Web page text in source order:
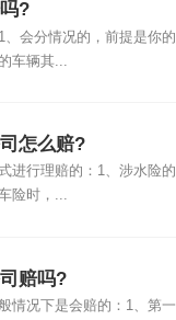
?
会分情况的，前提是你的
车辆其...
怎么赔?
进行理赔的：1、涉水险的
险时，...
赔吗?
情况下是会赔的：1、第一